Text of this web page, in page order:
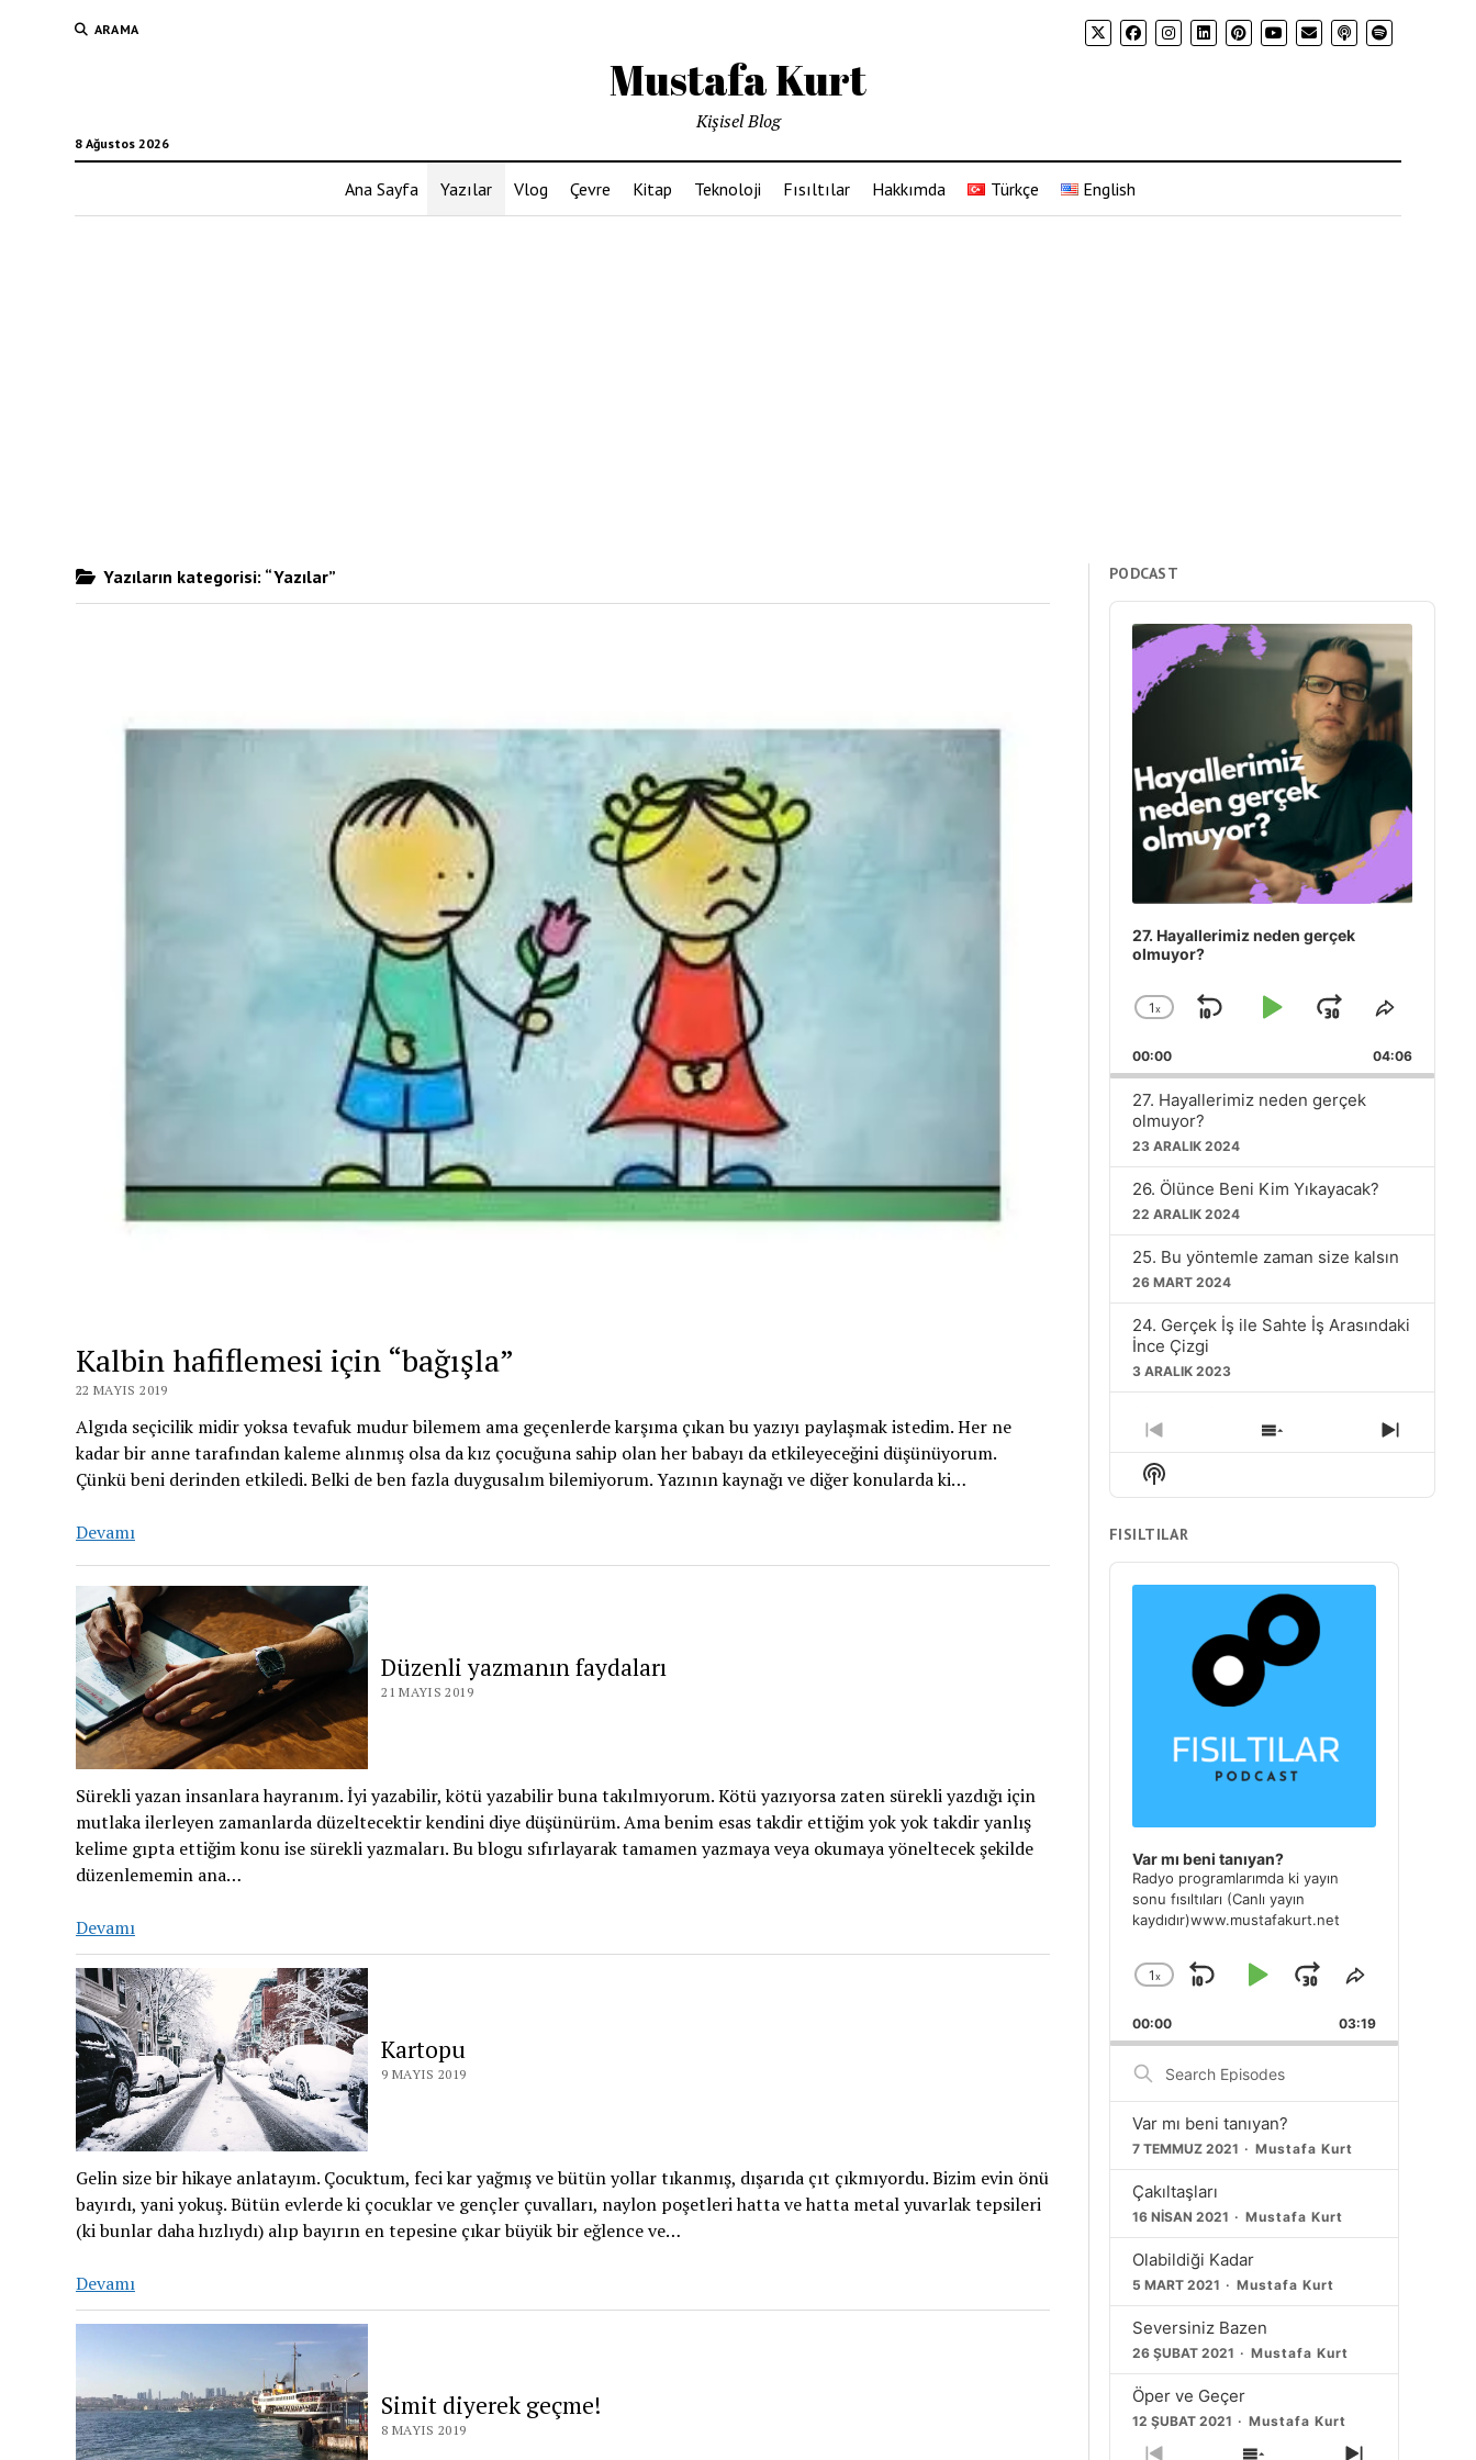
ARAMA
Mustafa Kurt
8 Ağustos 2026
Kişisel Blog
Ana Sayfa Yazılar Vlog Çevre Kitap Teknoloji Fısıltılar Hakkımda Türkçe English
Yazıların kategorisi: “Yazılar”
Kalbin hafiflemesi için “bağışla”
22 MAYIS 2019
Algıda seçicilik midir yoksa tevafuk mudur bilemem ama geçenlerde karşıma çıkan bu yazıyı paylaşmak istedim. Her ne
kadar bir anne tarafından kaleme alınmış olsa da kız çocuğuna sahip olan her babayı da etkileyeceğini düşünüyorum.
Çünkü beni derinden etkiledi. Belki de ben fazla duygusalım bilemiyorum. Yazının kaynağı ve diğer konularda ki…
Devamı
Düzenli yazmanın faydaları
21 MAYIS 2019
Sürekli yazan insanlara hayranım. İyi yazabilir, kötü yazabilir buna takılmıyorum. Kötü yazıyorsa zaten sürekli yazdığı için
mutlaka ilerleyen zamanlarda düzeltecektir kendini diye düşünürüm. Ama benim esas takdir ettiğim yok yok takdir yanlış
kelime gıpta ettiğim konu ise sürekli yazmaları. Bu blogu sıfırlayarak tamamen yazmaya veya okumaya yöneltecek şekilde
düzenlememin ana…
Devamı
Kartopu
9 MAYIS 2019
Gelin size bir hikaye anlatayım. Çocuktum, feci kar yağmış ve bütün yollar tıkanmış, dışarıda çıt çıkmıyordu. Bizim evin önü
bayırdı, yani yokuş. Bütün evlerde ki çocuklar ve gençler çuvalları, naylon poşetleri hatta ve hatta metal yuvarlak tepsileri
(ki bunlar daha hızlıydı) alıp bayırın en tepesine çıkar büyük bir eğlence ve…
Devamı
Simit diyerek geçme!
8 MAYIS 2019
PODCAST
Audio
Player
27. Hayallerimiz neden gerçek
olmuyor?
Change
Rate
1x
SkipPlayJump
Forward
Share
Episode
00:00 04:06
27. Hayallerimiz neden gerçek
olmuyor?
23 ARALIK 2024
26. Ölünce Beni Kim Yıkayacak?
22 ARALIK 2024
25. Bu yöntemle zaman size kalsın
26 MART 2024
24. Gerçek İş ile Sahte İş Arasındaki
İnce Çizgi
3 ARALIK 2023
mı?
26 KASIM 2023
22. Düşünme! Sadece Yap
19 KASIM 2023
21. Hedef Belirlemenin 3 Düşmanı
20. Hayatımı Değiştiren 10 Soru
1 EKIM 2023
19. Şikayet Etmekten Vazgeçin.
24 EYLÜL 2023
LOAD MORE
Previous
Episode
Show
Episodes
Next
Episode
Show
Podcast
FISILTILAR
Audio
Player
Var mı beni tanıyan?
Radyo programlarımda ki yayın
sonu fısıltıları (Canlı yayın
kaydıdır)www.mustafakurt.net
Change
Rate
1x
Skip
Backward
Play
Pause
Jump
Forward
Share
Episode
00:00 03:19
Search
Episodes
Var mı beni tanıyan?
7 TEMMUZ 2021 Mustafa Kurt
Çakıltaşları
16 NISAN 2021 Mustafa Kurt
Olabildiği Kadar
5 MART 2021 Mustafa Kurt
Seversiniz Bazen
26 ŞUBAT 2021 Mustafa Kurt
Öper ve Geçer
12 ŞUBAT 2021 Mustafa Kurt